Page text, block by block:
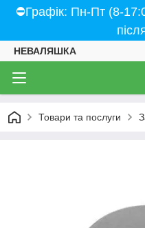
⛔Графік: Пн-Пт (8-
НЕВАЛЯШКА
Товари та послуги